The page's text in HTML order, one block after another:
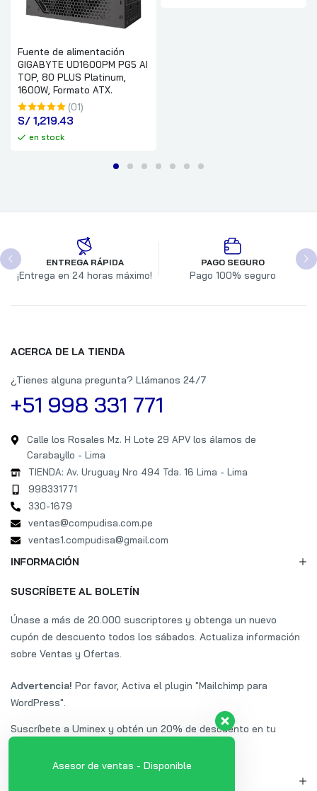
Fuente de alimentación
GIGABYTE UD1600PM PG5 AI
TOP, 80 PLUS Platinum,
1600W, Formato ATX.
(01)
S/ 1,219.43
en stock
ENTREGA RÁPIDA
¡Entrega en 24 horas máximo!
PAGO SEGURO
Pago 100% seguro
ACERCA DE LA TIENDA
¿Tienes alguna pregunta? Llámanos 24/7
+51 998 331 771
Calle los Rosales Mz. H Lote 29 APV los álamos de
Carabayllo - Lima
TIENDA: Av. Uruguay Nro 494 Tda. 16 Lima - Lima
998331771
330-1679
ventas@compudisa.com.pe
ventas1.compudisa@gmail.com
INFORMACIÓN
SUSCRÍBETE AL BOLETÍN
Únase a más de 20.000 suscriptores y obtenga un nuevo
cupón de descuento todos los sábados. Actualiza información
sobre Ventas y Ofertas.
Advertencia! Por favor, Activa el plugin "Mailchimp para
WordPress".
Suscríbete a Uminex y obtén un 20% de descuento en tu
Asesor de ventas - Disponible